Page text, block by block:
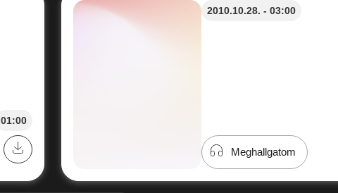
01:00
2010.10.28. - 03:00
Meghallgatom